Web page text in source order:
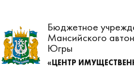
Бюджетное
Мансийского
Югры
«ЦЕНТР